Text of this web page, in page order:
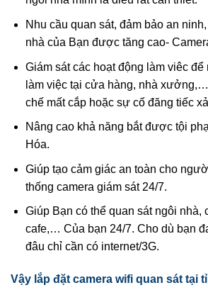
Nhu cầu quan sát, đảm bảo an
nhà của Bạn được tăng cao-
Giám sát các hoạt động làm viêc
làm việc tại cửa hàng, nhà
chế mất cắp hoặc sự cố đăng tiếc
Nâng cao khả năng bắt được tội
Hóa.
Giúp tạo cảm giác an toàn cho
thống camera giám sát 24/7.
Giúp Bạn có thể quan sát ngôi nhà,
cafe,… Của bạn 24/7. Cho dù bạn
đâu chỉ cần có internet/3G.
Vậy lắp đặt camera wifi quan sát tại